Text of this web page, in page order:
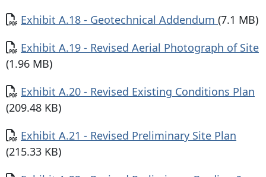
Documento
Exhibit A.18 - Geotechnical Addendum (7.1 MB)
Documento
Exhibit A.19 - Revised Aerial Photograph of Site
(1.96 MB)
Documento
Exhibit A.20 - Revised Existing Conditions Plan
(209.48 KB)
Documento
Exhibit A.21 - Revised Preliminary Site Plan
(215.33 KB)